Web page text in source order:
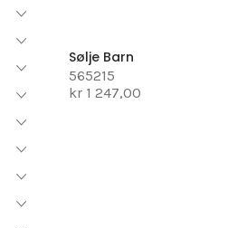
Sølje Barn
565215
kr 1 247,00